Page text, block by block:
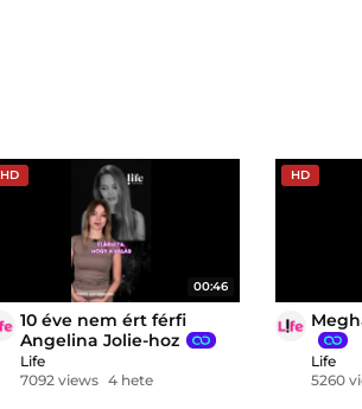
HD
00:46
10 éve nem ért férfi
Angelina Jolie-hoz
Life
7092 views 4 hete
HD
Life
5260